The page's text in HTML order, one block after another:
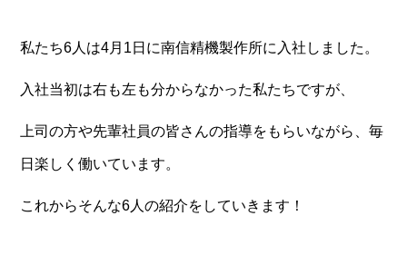
私たち6人は4月1日に南信精機製作所に入社しました。
入社当初は右も左も分からなかった私たちですが、
上司の方や先輩社員の皆さんの指導をもらいながら、毎
日楽しく働いています。
これからそんな6人の紹介をしていきます！